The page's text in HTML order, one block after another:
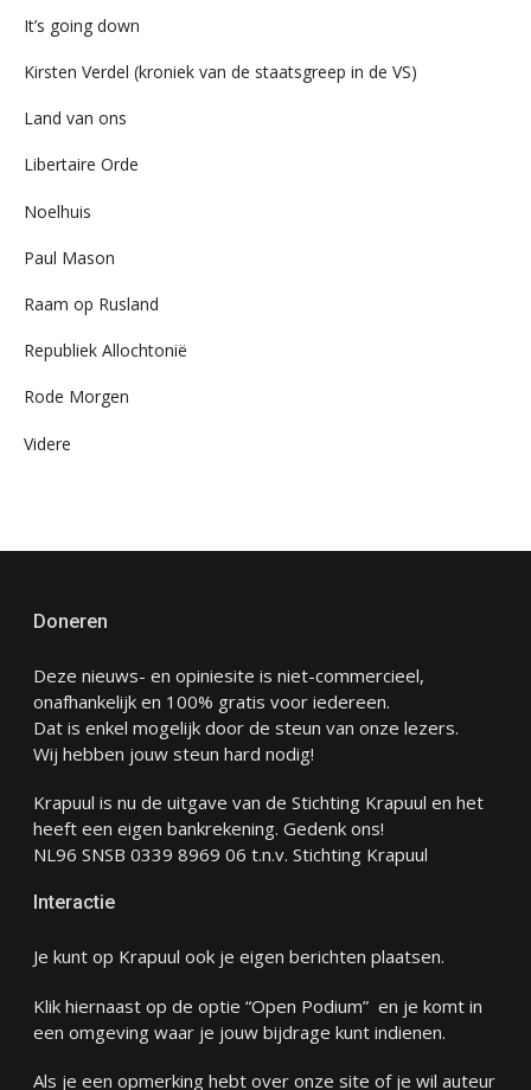
It’s going down
Kirsten Verdel (kroniek van de staatsgreep in de VS)
Land van ons
Libertaire Orde
Noelhuis
Paul Mason
Raam op Rusland
Republiek Allochtonië
Rode Morgen
Videre
Doneren
Deze nieuws- en opiniesite is niet-commercieel,
onafhankelijk en 100% gratis voor iedereen.
Dat is enkel mogelijk door de steun van onze lezers.
Wij hebben jouw steun hard nodig!
Krapuul is nu de uitgave van de Stichting Krapuul en het
heeft een eigen bankrekening. Gedenk ons!
NL96 SNSB 0339 8969 06 t.n.v. Stichting Krapuul
Interactie
Je kunt op Krapuul ook je eigen berichten plaatsen.
Klik hiernaast op de optie “Open Podium” en je komt in
een omgeving waar je jouw bijdrage kunt indienen.
Als je een opmerking hebt over onze site of je wil auteur